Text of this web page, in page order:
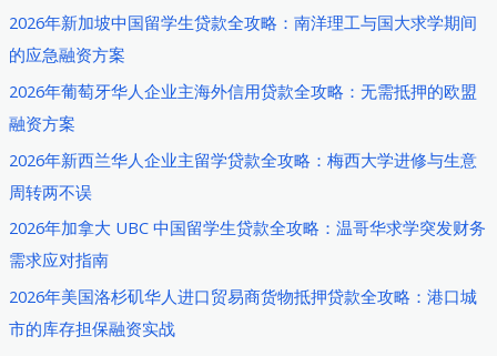
2026年新加坡中国留学生贷款全攻略：南洋理工与国大求学期间
的应急融资方案
2026年葡萄牙华人企业主海外信用贷款全攻略：无需抵押的欧盟
融资方案
2026年新西兰华人企业主留学贷款全攻略：梅西大学进修与生意
周转两不误
2026年加拿大 UBC 中国留学生贷款全攻略：温哥华求学突发财务
需求应对指南
2026年美国洛杉矶华人进口贸易商货物抵押贷款全攻略：港口城
市的库存担保融资实战
贷
款
攻
略：
马
来
西
亚
融